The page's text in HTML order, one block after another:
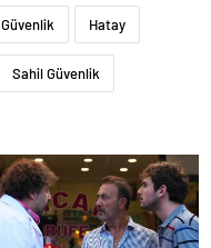
Güvenlik Hatay
Sahil Güvenlik